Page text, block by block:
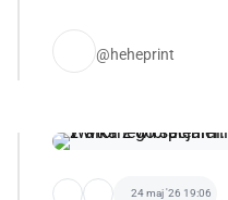
@heheprint
24 maj '26 19:06